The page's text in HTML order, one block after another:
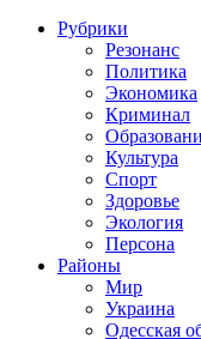
Рубрики
Резонанс
Политика
Экономика
Криминал
Культура
Спорт
Здоровье
Экология
Персона
Районы
Мир
Украина
Одесская